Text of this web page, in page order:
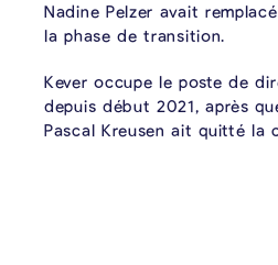
Nadine Pelzer avait
la phase de transition.
Kever occupe le poste de
depuis début 2021, après
Pascal Kreusen ait quitté la